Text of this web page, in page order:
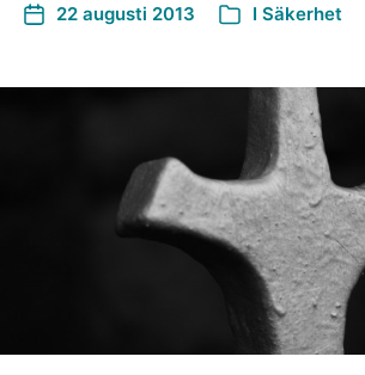
22 augusti 2013 I Säkerhet